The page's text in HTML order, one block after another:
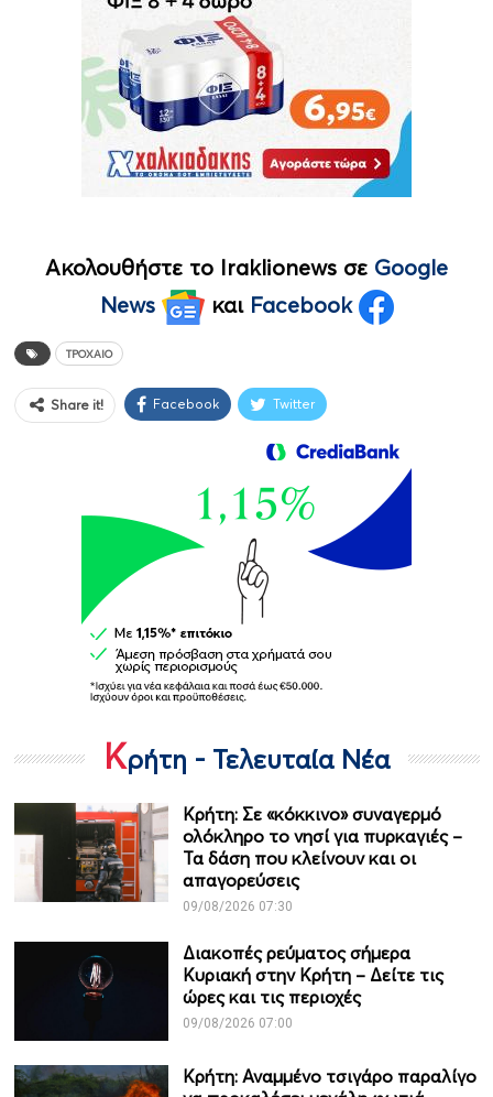
Ακολουθήστε το Iraklionews σε Google
News
και Facebook
ΤΡΟΧΑΊΟ
Share it! Facebook Twitter
Κρήτη - Τελευταία Νέα
Κρήτη: Σε «κόκκινο» συναγερμό
ολόκληρο το νησί για πυρκαγιές –
Τα δάση που κλείνουν και οι
απαγορεύσεις
09/08/2026 07:30
Διακοπές ρεύματος σήμερα
Κυριακή στην Κρήτη – Δείτε τις
ώρες και τις περιοχές
09/08/2026 07:00
Κρήτη: Αναμμένο τσιγάρο παραλίγο